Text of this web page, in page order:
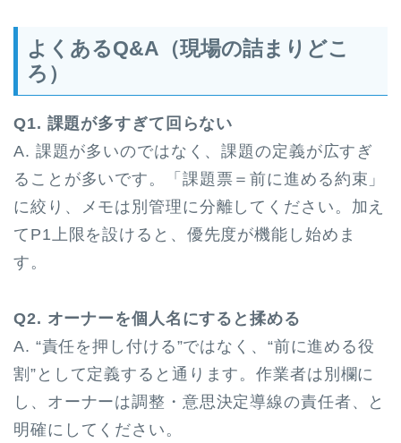
よくあるQ&A（現場の詰まりどこ
ろ）
Q1. 課題が多すぎて回らない
A. 課題が多いのではなく、課題の定義が広すぎ
ることが多いです。「課題票＝前に進める約束」
に絞り、メモは別管理に分離してください。加え
てP1上限を設けると、優先度が機能し始めま
す。
Q2. オーナーを個人名にすると揉める
A. “責任を押し付ける”ではなく、“前に進める役
割”として定義すると通ります。作業者は別欄に
し、オーナーは調整・意思決定導線の責任者、と
明確にしてください。